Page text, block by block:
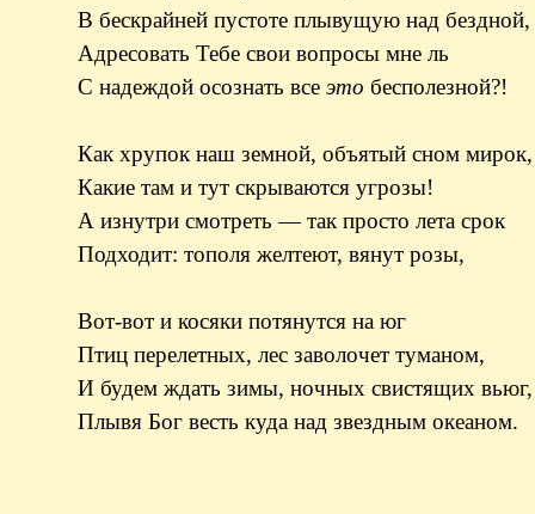
В бескрайней пустоте плывущую над бездной,
Адресовать Тебе свои вопросы мне ль
С надеждой осознать все это бесполезной?!
Как хрупок наш земной, объятый сном мирок,
Какие там и тут скрываются угрозы!
А изнутри смотреть — так просто лета срок
Подходит: тополя желтеют, вянут розы,
Вот-вот и косяки потянутся на юг
Птиц перелетных, лес заволочет туманом,
И будем ждать зимы, ночных свистящих вьюг,
Плывя Бог весть куда над звездным океаном.